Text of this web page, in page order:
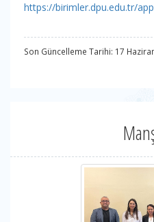
https://birimler.dpu.edu.tr/
Son Güncelleme Tarihi: 17